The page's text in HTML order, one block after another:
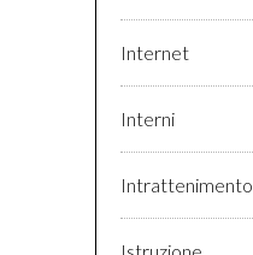
Internet
Interni
Intrattenimento